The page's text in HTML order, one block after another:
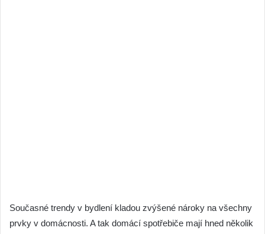
Současné trendy v bydlení kladou zvýšené nároky na všechny
prvky v domácnosti. A tak domácí spotřebiče mají hned několik